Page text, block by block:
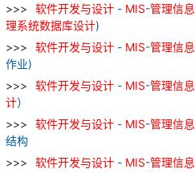
软件开发与设计 - MIS-管理信息
理系统数据库设计)
软件开发与设计 - MIS-管理信息
作业)
软件开发与设计 - MIS-管理信息
计）
软件开发与设计 - MIS-管理信息
结构
软件开发与设计 - MIS-管理信息